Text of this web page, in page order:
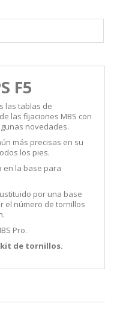
F5
las tablas de
las fijaciones MBS con
novedades.
más precisas en su
los pies.
en la base para
por una base
el número de tornillos
Pro.
kit de tornillos.